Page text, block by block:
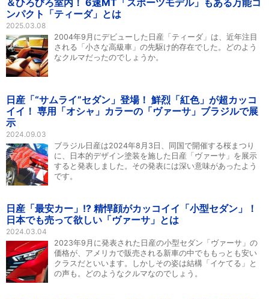
＆ひろびろ室内！ 6速MT「スポーツモデル」もある万能コ
ンパクト「ティーダ」とは
2025.03.08
2004年9月にデビューした日産「ティーダ」は、近年注目
される「小さな高級車」の先駆け的存在でした。どのよう
なクルマだったのでしょうか。
日産「“サムライ”セダン」登場！ 鮮烈「紅色」が超カッコ
イイ！ 専用「オシャ」カラーの「ヴァーサ」ブラジルで展
示
2024.09.03
ブラジル日産は2024年8月3日、同国で開催する桜まつり
に、日本的デザイン塗装を施した日産「ヴァーサ」を展示
すると発表しました。その発表には深い意味があったよう
です。
日産「最安カー」!? 精悍顔がカッコイイ「小型セダン」！
日本でも売って欲しい「ヴァーサ」とは
2024.03.04
2023年9月に発表された日産の小型セダン「ヴァーサ」の
価格が、アメリカで販売される新車の中でももっとも安い
クラスだといいます。しかしその姿は結構「イケてる」と
の声も。どのようなクルマなのでしょう。